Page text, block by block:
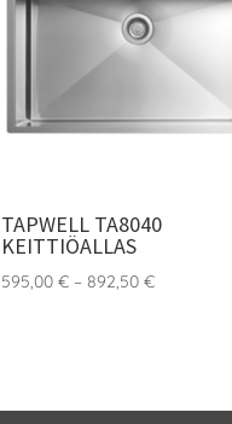
TAPWELL TA8040
KEITTIÖALLAS
595,00 € – 892,50 €